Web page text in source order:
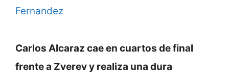
Fernandez
Carlos Alcaraz cae en cuartos de final
frente a Zverev y realiza una dura